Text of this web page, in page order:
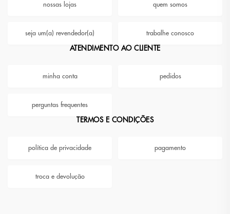
nossas lojas quem somos
seja um(a) revendedor(a) trabalhe conosco
ATENDIMENTO AO CLIENTE
minha conta pedidos
perguntas frequentes
TERMOS E CONDIÇÕES
política de privacidade pagamento
troca e devolução